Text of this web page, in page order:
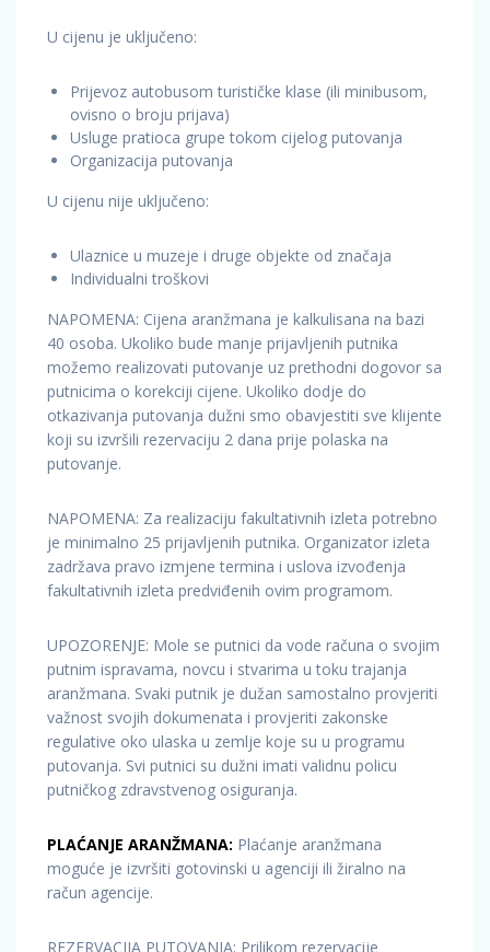
U cijenu je uključeno:
Prijevoz autobusom turističke klase (ili minibusom,
ovisno o broju prijava)
Usluge pratioca grupe tokom cijelog putovanja
Organizacija putovanja
U cijenu nije uključeno:
Ulaznice u muzeje i druge objekte od značaja
Individualni troškovi
NAPOMENA: Cijena aranžmana je kalkulisana na bazi
40 osoba. Ukoliko bude manje prijavljenih putnika
možemo realizovati putovanje uz prethodni dogovor sa
putnicima o korekciji cijene. Ukoliko dodje do
otkazivanja putovanja dužni smo obavjestiti sve klijente
koji su izvršili rezervaciju 2 dana prije polaska na
putovanje.
NAPOMENA: Za realizaciju fakultativnih izleta potrebno
je minimalno 25 prijavljenih putnika. Organizator izleta
zadržava pravo izmjene termina i uslova izvođenja
fakultativnih izleta predviđenih ovim programom.
UPOZORENJE: Mole se putnici da vode računa o svojim
putnim ispravama, novcu i stvarima u toku trajanja
aranžmana. Svaki putnik je dužan samostalno provjeriti
važnost svojih dokumenata i provjeriti zakonske
regulative oko ulaska u zemlje koje su u programu
putovanja. Svi putnici su dužni imati validnu policu
putničkog zdravstvenog osiguranja.
PLAĆANJE ARANŽMANA: Plaćanje aranžmana
moguće je izvršiti gotovinski u agenciji ili žiralno na
račun agencije.
REZERVACIJA PUTOVANJA: Prilikom rezervacije